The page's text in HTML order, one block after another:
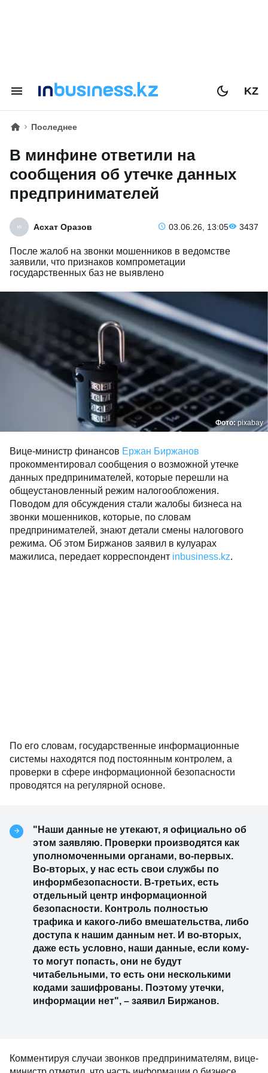
KZ
Последнее
В минфине ответили на
сообщения об утечке данных
предпринимателей
Асхат Оразов 03.06.26, 13:05 3437
После жалоб на звонки мошенников в ведомстве
заявили, что признаков компрометации
государственных баз не выявлено
Фото:pixabay
Вице-министр финансов Ержан Биржанов
прокомментировал сообщения о возможной утечке
данных предпринимателей, которые перешли на
общеустановленный режим налогообложения.
Поводом для обсуждения стали жалобы бизнеса на
звонки мошенников, которые, по словам
предпринимателей, знают детали смены налогового
режима. Об этом Биржанов заявил в кулуарах
мажилиса, передает корреспондент inbusiness.kz.
По его словам, государственные информационные
системы находятся под постоянным контролем, а
проверки в сфере информационной безопасности
проводятся на регулярной основе.
"Наши данные не утекают, я официально об
этом заявляю. Проверки производятся как
уполномоченными органами, во-первых.
Во-вторых, у нас есть свои службы по
информбезопасности. В-третьих, есть
отдельный центр информационной
безопасности. Контроль полностью
трафика и какого-либо вмешательства, либо
доступа к нашим данным нет. И во-вторых,
даже есть условно, наши данные, если кому-
то могут попасть, они не будут
читабельными, то есть они несколькими
кодами зашифрованы. Поэтому утечки,
информации нет", – заявил Биржанов.
Комментируя случаи звонков предпринимателям, вице-